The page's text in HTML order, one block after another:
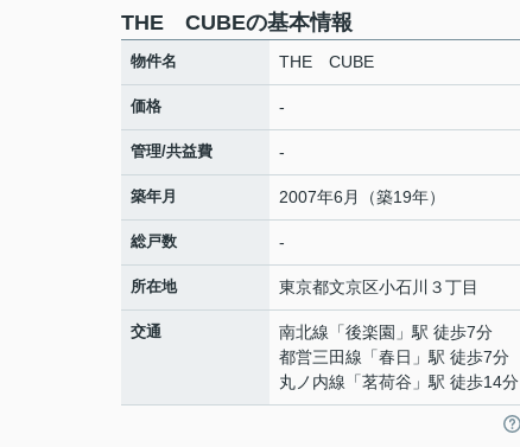
THE CUBEの基本情報
物件名 THE CUBE
価格 -
管理/共益費 -
築年月 2007年6月（築19年）
総戸数 -
所在地 東京都文京区小石川 ３丁目
交通 南北線 「後楽園 」駅 徒歩7分
都営三田線 「春日 」駅 徒歩7分
丸ノ内線 「茗荷谷 」駅 徒歩14分